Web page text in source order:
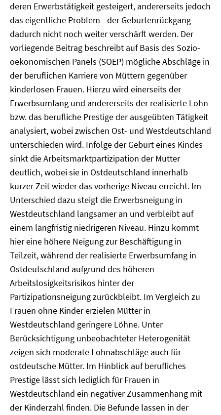
deren Erwerbstätigkeit gesteigert, andererseits jedoch
das eigentliche Problem - der Geburtenrückgang -
dadurch nicht noch weiter verschärft werden. Der
vorliegende Beitrag beschreibt auf Basis des Sozio-
oekonomischen Panels (SOEP) mögliche Abschläge in
der beruflichen Karriere von Müttern gegenüber
kinderlosen Frauen. Hierzu wird einerseits der
Erwerbsumfang und andererseits der realisierte Lohn
bzw. das berufliche Prestige der ausgeübten Tätigkeit
analysiert, wobei zwischen Ost- und Westdeutschland
unterschieden wird. Infolge der Geburt eines Kindes
sinkt die Arbeitsmarktpartizipation der Mutter
deutlich, wobei sie in Ostdeutschland innerhalb
kurzer Zeit wieder das vorherige Niveau erreicht. Im
Unterschied dazu steigt die Erwerbsneigung in
Westdeutschland langsamer an und verbleibt auf
einem langfristig niedrigeren Niveau. Hinzu kommt
hier eine höhere Neigung zur Beschäftigung in
Teilzeit, während der realisierte Erwerbsumfang in
Ostdeutschland aufgrund des höheren
Arbeitslosigkeitsrisikos hinter der
Partizipationsneigung zurückbleibt. Im Vergleich zu
Frauen ohne Kinder erzielen Mütter in
Westdeutschland geringere Löhne. Unter
Berücksichtigung unbeobachteter Heterogenität
zeigen sich moderate Lohnabschläge auch für
ostdeutsche Mütter. Im Hinblick auf berufliches
Prestige lässt sich lediglich für Frauen in
Westdeutschland ein negativer Zusammenhang mit
der Kinderzahl finden. Die Befunde lassen in der